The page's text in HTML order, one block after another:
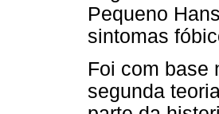
Pequeno
sintomas
Foi com base
segunda